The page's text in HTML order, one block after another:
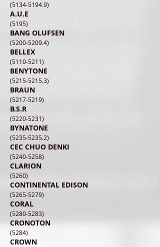
(5134-5194.9)
A.U.E
(5195)
BANG OLUFSEN
(5200-5209.4)
BELLEX
(5110-5211)
BENYTONE
(5215-5215.3)
BRAUN
(5217-5219)
B.S.R
(5220-5231)
BYNATONE
(5235-5235.2)
CEC CHUO DENKI
(5240-5258)
CLARION
(5260)
CONTINENTAL EDISON
(5265-5279)
CORAL
(5280-5283)
CRONOTON
(5284)
CROWN